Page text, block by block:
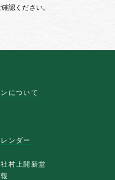
確認ください。
ンについて
ンダー
村上開新堂